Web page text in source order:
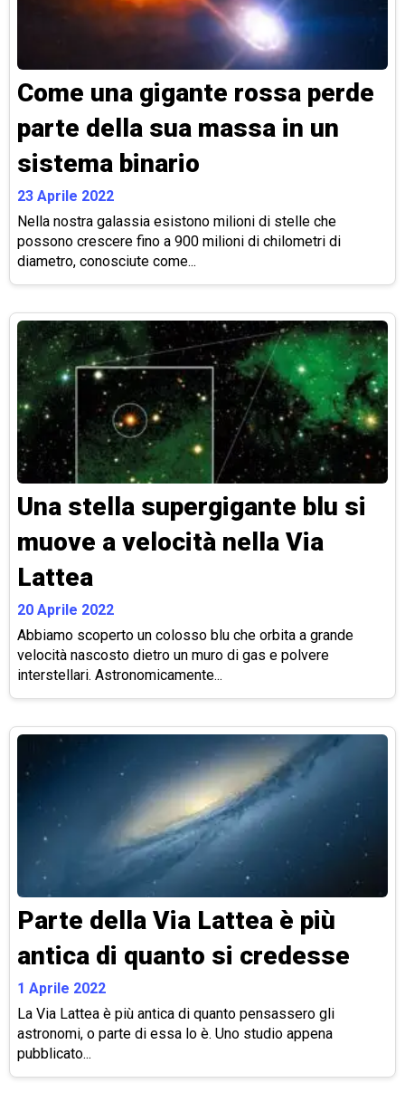
Come una gigante rossa perde
parte della sua massa in un
sistema binario
23 Aprile 2022
Nella nostra galassia esistono milioni di stelle che
possono crescere fino a 900 milioni di chilometri di
diametro, conosciute come...
Una stella supergigante blu si
muove a velocità nella Via
Lattea
20 Aprile 2022
Abbiamo scoperto un colosso blu che orbita a grande
velocità nascosto dietro un muro di gas e polvere
interstellari. Astronomicamente...
Parte della Via Lattea è più
antica di quanto si credesse
1 Aprile 2022
La Via Lattea è più antica di quanto pensassero gli
astronomi, o parte di essa lo è. Uno studio appena
pubblicato...